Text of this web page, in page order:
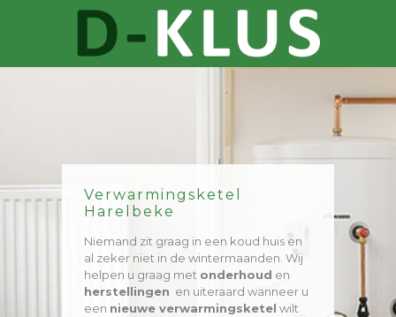
Verwarmingsketel
Harelbeke
Niemand zit graag in een koud huis en
al zeker niet in de wintermaanden. Wij
helpen u graag met onderhoud en
herstellingen en uiteraard wanneer u
een nieuwe verwarmingsketel wilt